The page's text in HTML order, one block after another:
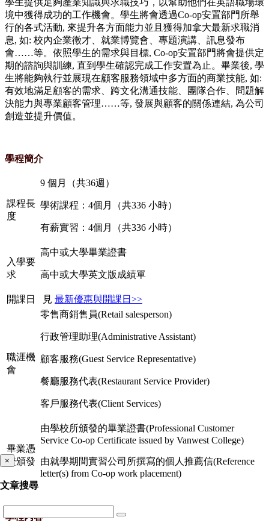
學生提供足夠產業知識與求職技巧，以幫助他們在英語職場環
境中獲得成功的工作機會。學生將會透過Co-op安置部門所舉
行的各式活動, 來提升各方面能力並且獲得加拿大最新求職消
息, 如: 校內企業徵才、就業博覽會、專題演講、訊息發布
會……等。依照學生的需求與目標, Co-op安置部門將會提供定
期的諮詢與訓練, 直到學生確認完成工作安置為止。畢業後, 學
生將能夠執行並展現在顧客服務領域中多方面的商業技能, 如:
有效地滿足顧客的需求、跨文化溝通技能、團隊合作、問題解
決能力與專業顧客管理……等, 發展與顧客的關係連結, 為公司
創造並提升價值。
學程簡介
課程長
度
9 個月（共36週）
學術課程：4個月（共336 小時）
有薪實習：4個月（共336 小時）
入學要
求
高中或大學畢業證書
高中或大學英文版成績單
開課日 見 最新優惠與開課日>>
職涯機
會
零售商銷售員(Retail salesperson)
行政管理助理(Administrative Assistant)
顧客服務(Guest Service Representative)
餐廳服務代表(Restaurant Service Provider)
客戶服務代表(Client Services)
畢業憑
證頒發
由學校所頒發的畢業證書(Professional Customer
Service Co-op Certificate issued by Vanwest College)
由就學期間實習公司所撰寫的個人推薦信(Reference
letter(s) from Co-op work placement)
學程內容
×
文章搜尋